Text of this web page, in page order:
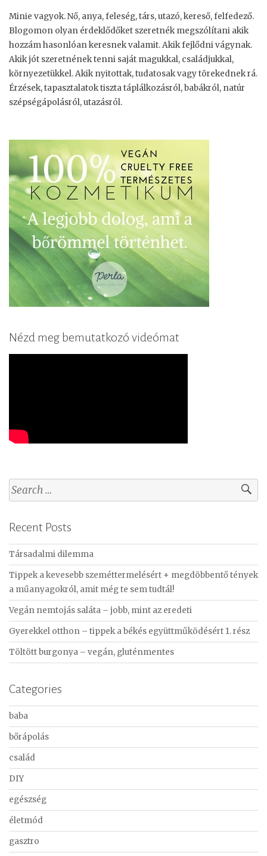
Minie vagyok. Nő, anya, feleség, társ, utazó, kereső, felfedező.
Blogomon olyan érdeklődőket szeretnék megszólítani akik
hozzám hasonlóan keresnek valamit. Akik fejlődni vágynak.
Akik jót szeretnének tenni saját magukkal, családjukkal,
környezetükkel. Akik nyitottak, tudatosak vagy törekednek rá.
Érzések, tapasztalatok tiszta táplálkozásról, babákról, natúr
szépségápolásról, utazásról.
Nézd meg bemutatkozó videómat
S
e
r
c
h
f
o
r
:
Recent Posts
Társadalmi dilemma
Tippek a kevesebb szeméttermelésért + megdöbbentő tények
a műanyagokról, amit még te sem tudtál!
Vegán nemtojás saláta – jobb, mint az eredeti
Gyerekkel otthon – tippek a békés együttműködésért 1. rész
Töltött burgonya – vegán, gluténmentes
Categories
baba
bőrápolás
család
DIY
egészség
életmód
gasztro